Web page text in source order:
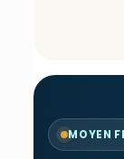
MOYEN